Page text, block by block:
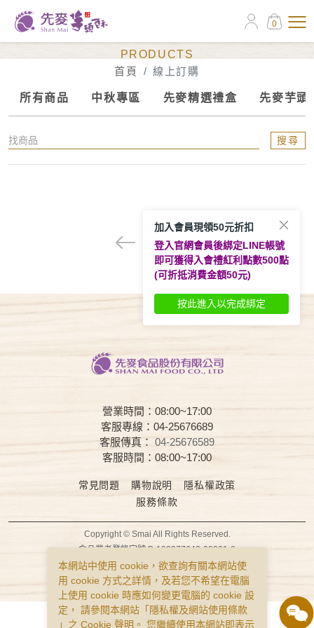
0
PRODUCTS
首頁
線上訂購
所有商品 中秋專區 先麥精選禮盒 先麥芋頭
搜尋
1
營業時間：08:00~17:00
客服專線：04-25676689
客服傳真： 04-25676589
客服時間：08:00~17:00
常見問題 購物說明
隱私權政策
服務條款
Copyright © Smai All Rights Reserved.
食品業者登錄字號 B-122977643-00001-0
本網站中使用 cookie，欲查詢有關本網站使
用 cookie 方式之詳情，及若您不希望在電腦
上使用 cookie 時應如何變更電腦的 cookie 設
定， 請參閱本網站「 隱私權及網站使用條款
」之 Cookie 聲明。 您繼續使用本網站即表示
加入會員現領50元折扣
登入官網會員後綁定LINE帳號
即可獲得入會禮紅利點數500點
(可折抵消費金額50元)
按此進入以完成綁定